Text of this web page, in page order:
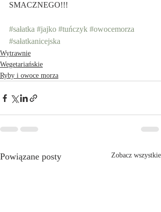
SMACZNEGO!!!
#sałatka #jajko #tuńczyk #owocemorza
#sałatkanicejska
Wytrawnie
Wegetariańskie
Ryby i owoce morza
Powiązane posty Zobacz wszystkie